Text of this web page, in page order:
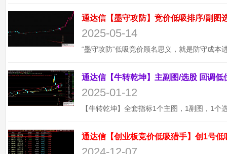
2025-05-14
2025-01-12
通达信【创业板竞价低吸猎手】创1号